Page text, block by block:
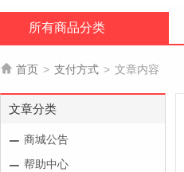
所有商品分类
 首页 > 支付方式 > 文章内容
文章分类
商城公告
帮助中心